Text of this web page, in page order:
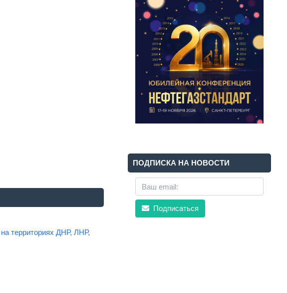
территориях ДНР, ЛНР,
ПОДПИСКА НА НОВОСТИ
Подписаться